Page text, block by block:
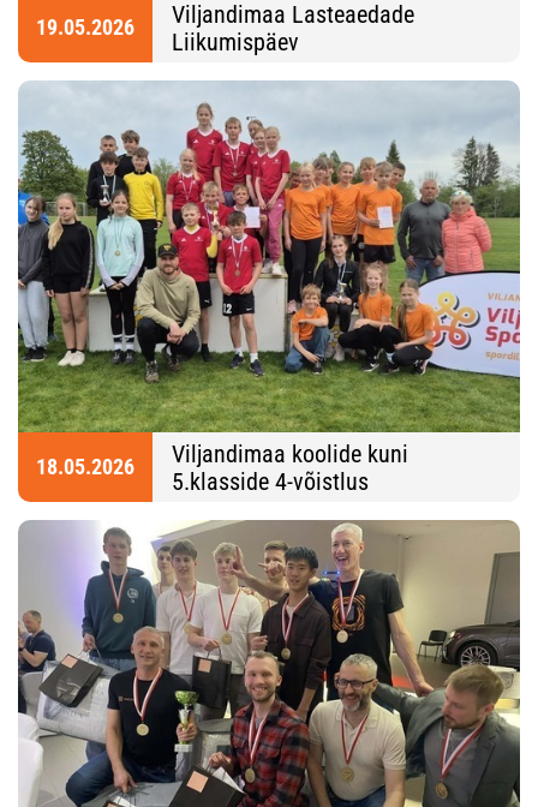
19.05.2026
Viljandimaa Lasteaedade
Liikumispäev
18.05.2026
Viljandimaa koolide kuni
5.klasside 4-võistlus